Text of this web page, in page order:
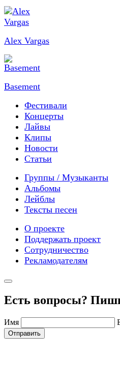
Alex Vargas
Basement
Фестивали
Концерты
Лайвы
Клипы
Новости
Статьи
Группы / Музыканты
Альбомы
Лейблы
Тексты песен
О проекте
Поддержать проект
Сотрудничество
Рекламодателям
Есть вопросы?
Имя